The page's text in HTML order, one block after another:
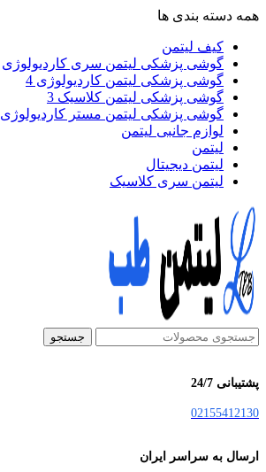
همه دسته بندی ها
کیف لیتمن
گوشی پزشکی لیتمن سری کاردیولوژی
گوشی پزشکی لیتمن کاردیولوژی 4
گوشی پزشکی لیتمن کلاسیک 3
گوشی پزشکی لیتمن مستر کاردیولوژی
لوازم جانبی لیتمن
لیتمن
لیتمن دیجیتال
لیتمن سری کلاسیک
جستجو
پشتیبانی 24/7
02155412130
ارسال به سراسر ایران